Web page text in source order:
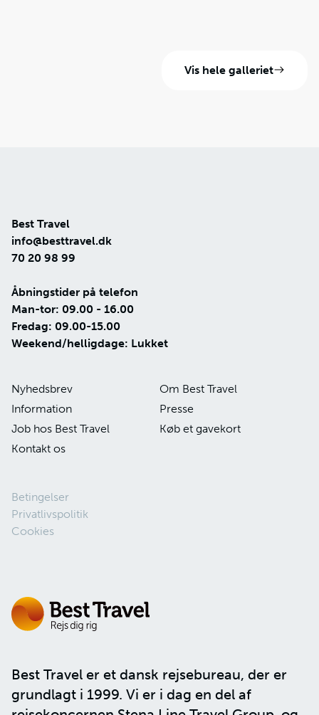
Vis hele galleriet
Best Travel er et dansk rejsebureau, der er
grundlagt i 1999. Vi er i dag en del af
Best Travel
info@besttravel.dk
70 20 98 99
Åbningstider på telefon
Man-tor: 09.00 - 16.00
Fredag: 09.00-15.00
Weekend/helligdage: Lukket
Nyhedsbrev
Om Best Travel
Information
Presse
Job hos Best Travel
Køb et gavekort
Kontakt os
Betingelser
Privatlivspolitik
Cookies